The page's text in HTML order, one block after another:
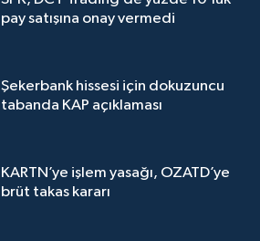
pay satışına onay vermedi
Şekerbank hissesi için dokuzuncu
tabanda KAP açıklaması
KARTN’ye işlem yasağı, OZATD’ye
brüt takas kararı